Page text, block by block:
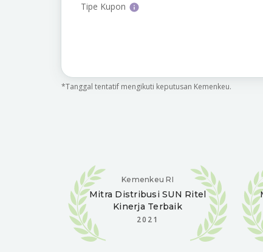
Tipe Kupon
*Tanggal tentatif mengikuti keputusan Kemenkeu.
Kemenkeu RI
Mitra Distribusi SUN Ritel
Kinerja Terbaik
2021